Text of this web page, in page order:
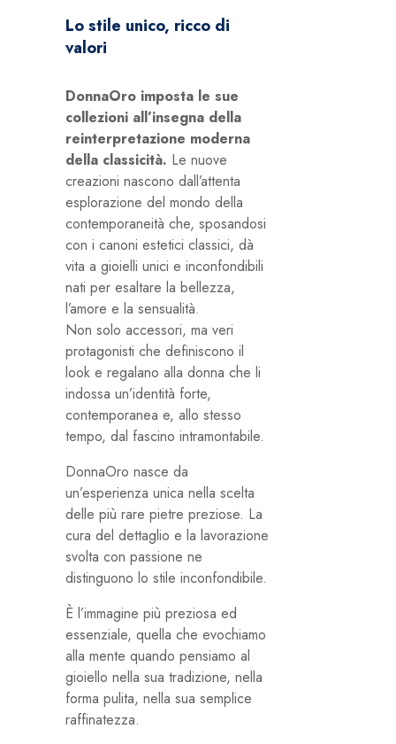
Lo stile unico, ricco di
valori
DonnaOro imposta le sue
collezioni all’insegna della
reinterpretazione moderna
della classicità. Le nuove
creazioni nascono dall’attenta
esplorazione del mondo della
contemporaneità che, sposandosi
con i canoni estetici classici, dà
vita a gioielli unici e inconfondibili
nati per esaltare la bellezza,
l’amore e la sensualità.
Non solo accessori, ma veri
protagonisti che definiscono il
look e regalano alla donna che li
indossa un’identità forte,
contemporanea e, allo stesso
tempo, dal fascino intramontabile.
DonnaOro nasce da
un’esperienza unica nella scelta
delle più rare pietre preziose. La
cura del dettaglio e la lavorazione
svolta con passione ne
distinguono lo stile inconfondibile.
È l’immagine più preziosa ed
essenziale, quella che evochiamo
alla mente quando pensiamo al
gioiello nella sua tradizione, nella
forma pulita, nella sua semplice
raffinatezza.